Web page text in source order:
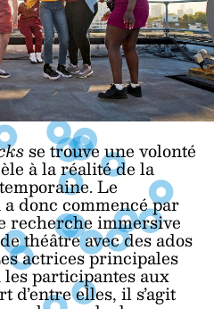
se trouve une volonté
à la réalité de la
Le
donc commencé par
recherche immersive
théâtre avec des ados
actrices principales
participantes aux
d’entre elles, il s’agit